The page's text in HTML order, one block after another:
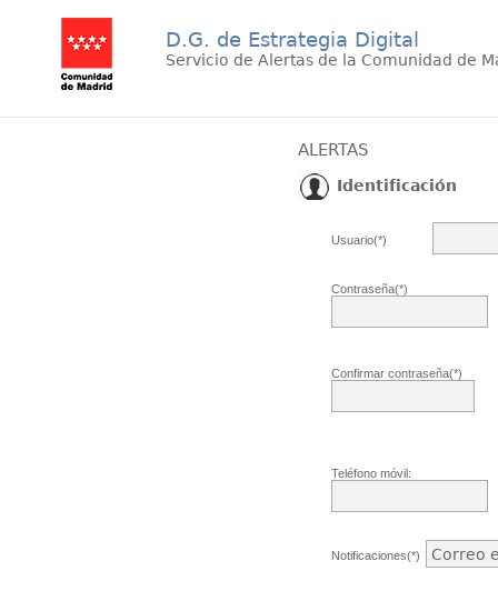
D.G. de Estrategia Digital
Servicio de Alertas de la Comunidad de
ALERTAS
Identificación
Usuario(*)
Contraseña(*)
Confirmar contraseña(*)
Teléfono móvil:
Notificaciones(*)